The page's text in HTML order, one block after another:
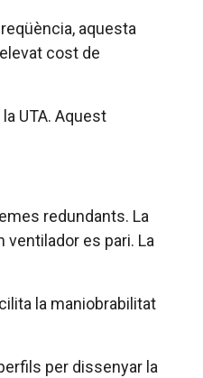
aquesta
cost de
UTA. Aquest
redundants. La
ventilador es pari. La
la maniobrabilitat
per dissenyar la